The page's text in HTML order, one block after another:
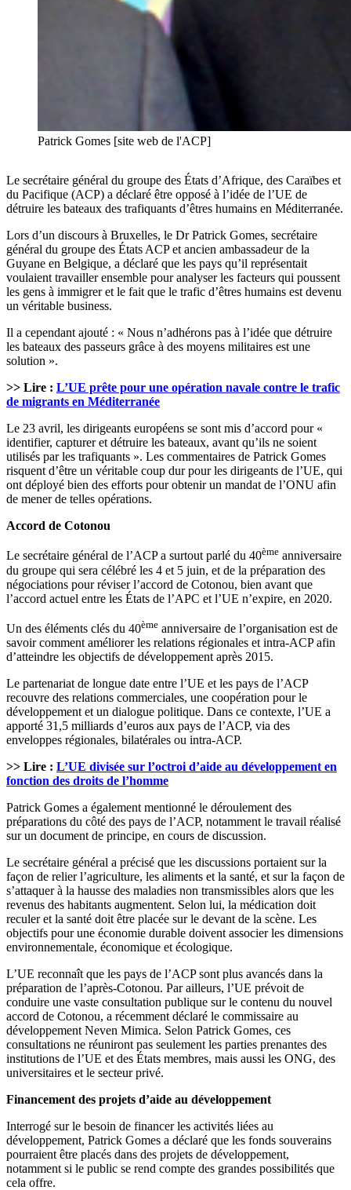
Patrick Gomes [site web de l'ACP]
Le secrétaire général du groupe des États d’Afrique, des Caraïbes et
du Pacifique (ACP) a déclaré être opposé à l’idée de l’UE de
détruire les bateaux des trafiquants d’êtres humains en Méditerranée.
Lors d’un discours à Bruxelles, le Dr Patrick Gomes, secrétaire
général du groupe des États ACP et ancien ambassadeur de la
Guyane en Belgique, a déclaré que les pays qu’il représentait
voulaient travailler ensemble pour analyser les facteurs qui poussent
les gens à immigrer et le fait que le trafic d’êtres humains est devenu
un véritable business.
Il a cependant ajouté : « Nous n’adhérons pas à l’idée que détruire
les bateaux des passeurs grâce à des moyens militaires est une
solution ».
>> Lire : L’UE prête pour une opération navale contre le trafic
de migrants en Méditerranée
Le 23 avril, les dirigeants européens se sont mis d’accord pour «
identifier, capturer et détruire les bateaux, avant qu’ils ne soient
utilisés par les trafiquants ». Les commentaires de Patrick Gomes
risquent d’être un véritable coup dur pour les dirigeants de l’UE, qui
ont déployé bien des efforts pour obtenir un mandat de l’ONU afin
de mener de telles opérations.
Accord de Cotonou
Le secrétaire général de l’ACP a surtout parlé du 40ème anniversaire
du groupe qui sera célébré les 4 et 5 juin, et de la préparation des
négociations pour réviser l’accord de Cotonou, bien avant que
l’accord actuel entre les États de l’APC et l’UE n’expire, en 2020.
Un des éléments clés du 40ème anniversaire de l’organisation est de
savoir comment améliorer les relations régionales et intra-ACP afin
d’atteindre les objectifs de développement après 2015.
Le partenariat de longue date entre l’UE et les pays de l’ACP
recouvre des relations commerciales, une coopération pour le
développement et un dialogue politique. Dans ce contexte, l’UE a
apporté 31,5 milliards d’euros aux pays de l’ACP, via des
enveloppes régionales, bilatérales ou intra-ACP.
>> Lire : L’UE divisée sur l’octroi d’aide au développement en
fonction des droits de l’homme
Patrick Gomes a également mentionné le déroulement des
préparations du côté des pays de l’ACP, notamment le travail réalisé
sur un document de principe, en cours de discussion.
Le secrétaire général a précisé que les discussions portaient sur la
façon de relier l’agriculture, les aliments et la santé, et sur la façon de
s’attaquer à la hausse des maladies non transmissibles alors que les
revenus des habitants augmentent. Selon lui, la médication doit
reculer et la santé doit être placée sur le devant de la scène. Les
objectifs pour une économie durable doivent associer les dimensions
environnementale, économique et écologique.
L’UE reconnaît que les pays de l’ACP sont plus avancés dans la
préparation de l’après-Cotonou. Par ailleurs, l’UE prévoit de
conduire une vaste consultation publique sur le contenu du nouvel
accord de Cotonou, a récemment déclaré le commissaire au
développement Neven Mimica. Selon Patrick Gomes, ces
consultations ne réuniront pas seulement les parties prenantes des
institutions de l’UE et des États membres, mais aussi les ONG, des
universitaires et le secteur privé.
Financement des projets d’aide au développement
Interrogé sur le besoin de financer les activités liées au
développement, Patrick Gomes a déclaré que les fonds souverains
pourraient être placés dans des projets de développement,
notamment si le public se rend compte des grandes possibilités que
cela offre.